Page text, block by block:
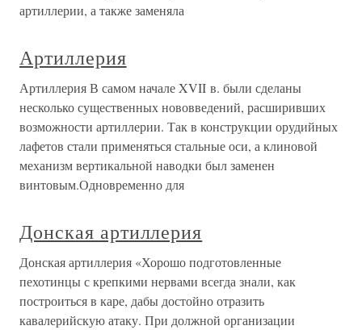
артиллерии, а также заменяла
Артиллерия
Артиллерия В самом начале XVII в. были сделаны
несколько существенных нововведений, расширивших
возможности артиллерии. Так в конструкции орудийных
лафетов стали применяться стальные оси, а клиновой
механизм вертикальной наводки был заменен
винтовым.Одновременно для
Донская артиллерия
Донская артиллерия «Хорошо подготовленные
пехотинцы с крепкими нервами всегда знали, как
построиться в каре, дабы достойно отразить
кавалерийскую атаку. При должной организации